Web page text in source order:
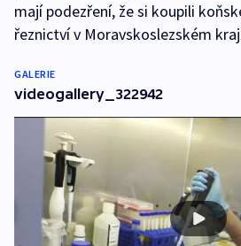
mají podezření, že si koupili
řeznictví v Moravskoslezském
GALERIE
videogallery_322942